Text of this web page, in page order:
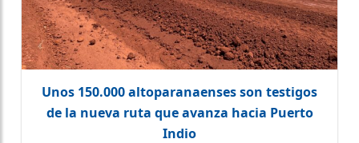
Unos 150.000 altoparanaenses son testigos
de la nueva ruta que avanza hacia Puerto
Indio